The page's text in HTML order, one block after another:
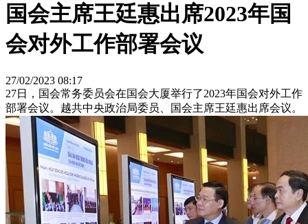
国会主席王廷惠出席2023年国
会对外工作部署会议
27/02/2023 08:17
27日，国会常务委员会在国会大厦举行了2023年国会对外工作
部署会议。越共中央政治局委员、国会主席王廷惠出席会议。